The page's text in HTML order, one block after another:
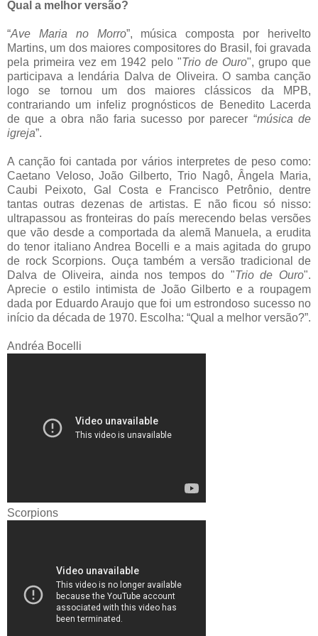
Qual a melhor versão?
“Ave Maria no Morro”, música composta por herivelto
Martins, um dos maiores compositores do Brasil, foi gravada
pela primeira vez em 1942 pelo "Trio de Ouro", grupo que
participava a lendária Dalva de Oliveira. O samba canção
logo se tornou um dos maiores clássicos da MPB,
contrariando um infeliz prognósticos de Benedito Lacerda
de que a obra não faria sucesso por parecer “música de
igreja”.
A canção foi cantada por vários interpretes de peso como:
Caetano Veloso, João Gilberto, Trio Nagô, Ângela Maria,
Caubi Peixoto, Gal Costa e Francisco Petrônio, dentre
tantas outras dezenas de artistas. E não ficou só nisso:
ultrapassou as fronteiras do país merecendo belas versões
que vão desde a comportada da alemã Manuela, a erudita
do tenor italiano Andrea Bocelli e a mais agitada do grupo
de rock Scorpions. Ouça também a versão tradicional de
Dalva de Oliveira, ainda nos tempos do "Trio de Ouro".
Aprecie o estilo intimista de João Gilberto e a roupagem
dada por Eduardo Araujo que foi um estrondoso sucesso no
início da década de 1970. Escolha: “Qual a melhor versão?”.
Andréa Bocelli
Scorpions